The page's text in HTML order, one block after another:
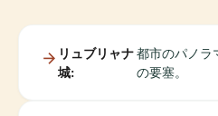
リュブリャナ
城:
都市のパノラ
の要塞。